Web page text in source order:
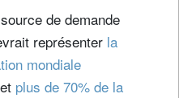
de demande
représenter la
mondiale
plus de 70% de la